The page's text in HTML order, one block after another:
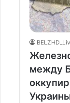
между